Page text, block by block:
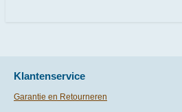
Klantenservice
Garantie en Retourneren